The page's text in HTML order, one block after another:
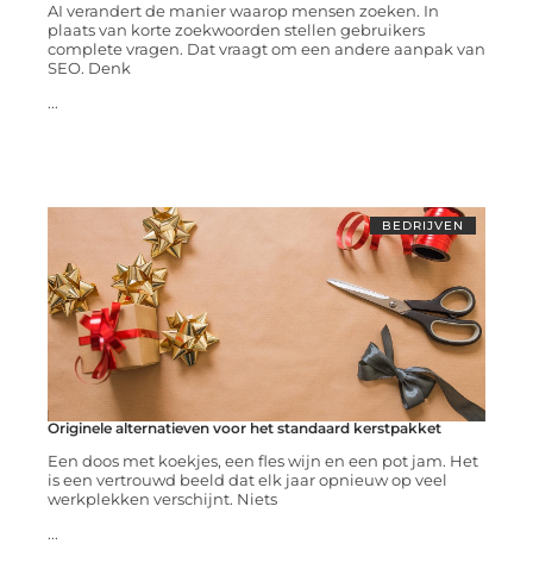
AI verandert de manier waarop mensen zoeken. In
plaats van korte zoekwoorden stellen gebruikers
complete vragen. Dat vraagt om een andere aanpak van
SEO. Denk
...
BEDRIJVEN
Originele alternatieven voor het standaard kerstpakket
Een doos met koekjes, een fles wijn en een pot jam. Het
is een vertrouwd beeld dat elk jaar opnieuw op veel
werkplekken verschijnt. Niets
...